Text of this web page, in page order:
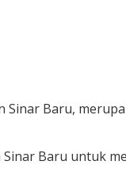
Baru,
Baru untuk